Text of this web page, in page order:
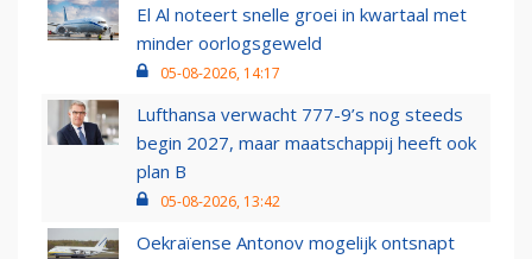
El Al noteert snelle groei in kwartaal met
minder oorlogsgeweld
05-08-2026, 14:17
Lufthansa verwacht 777-9’s nog steeds
begin 2027, maar maatschappij heeft ook
plan B
05-08-2026, 13:42
Oekraïense Antonov mogelijk ontsnapt